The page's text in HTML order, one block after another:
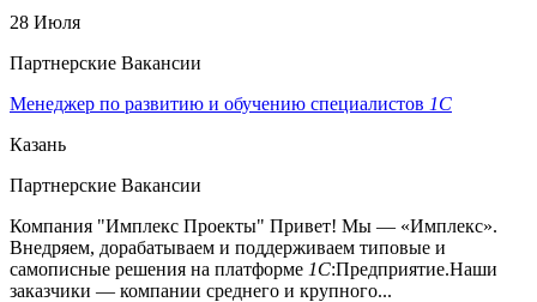
28 Июля
Партнерские Вакансии
Менеджер по развитию и обучению специалистов 1С
Казань
Партнерские Вакансии
Компания "Имплекс Проекты" Привет! Мы — «Имплекс».
Внедряем, дорабатываем и поддерживаем типовые и
самописные решения на платформе 1С:Предприятие.Наши
заказчики — компании среднего и крупного...